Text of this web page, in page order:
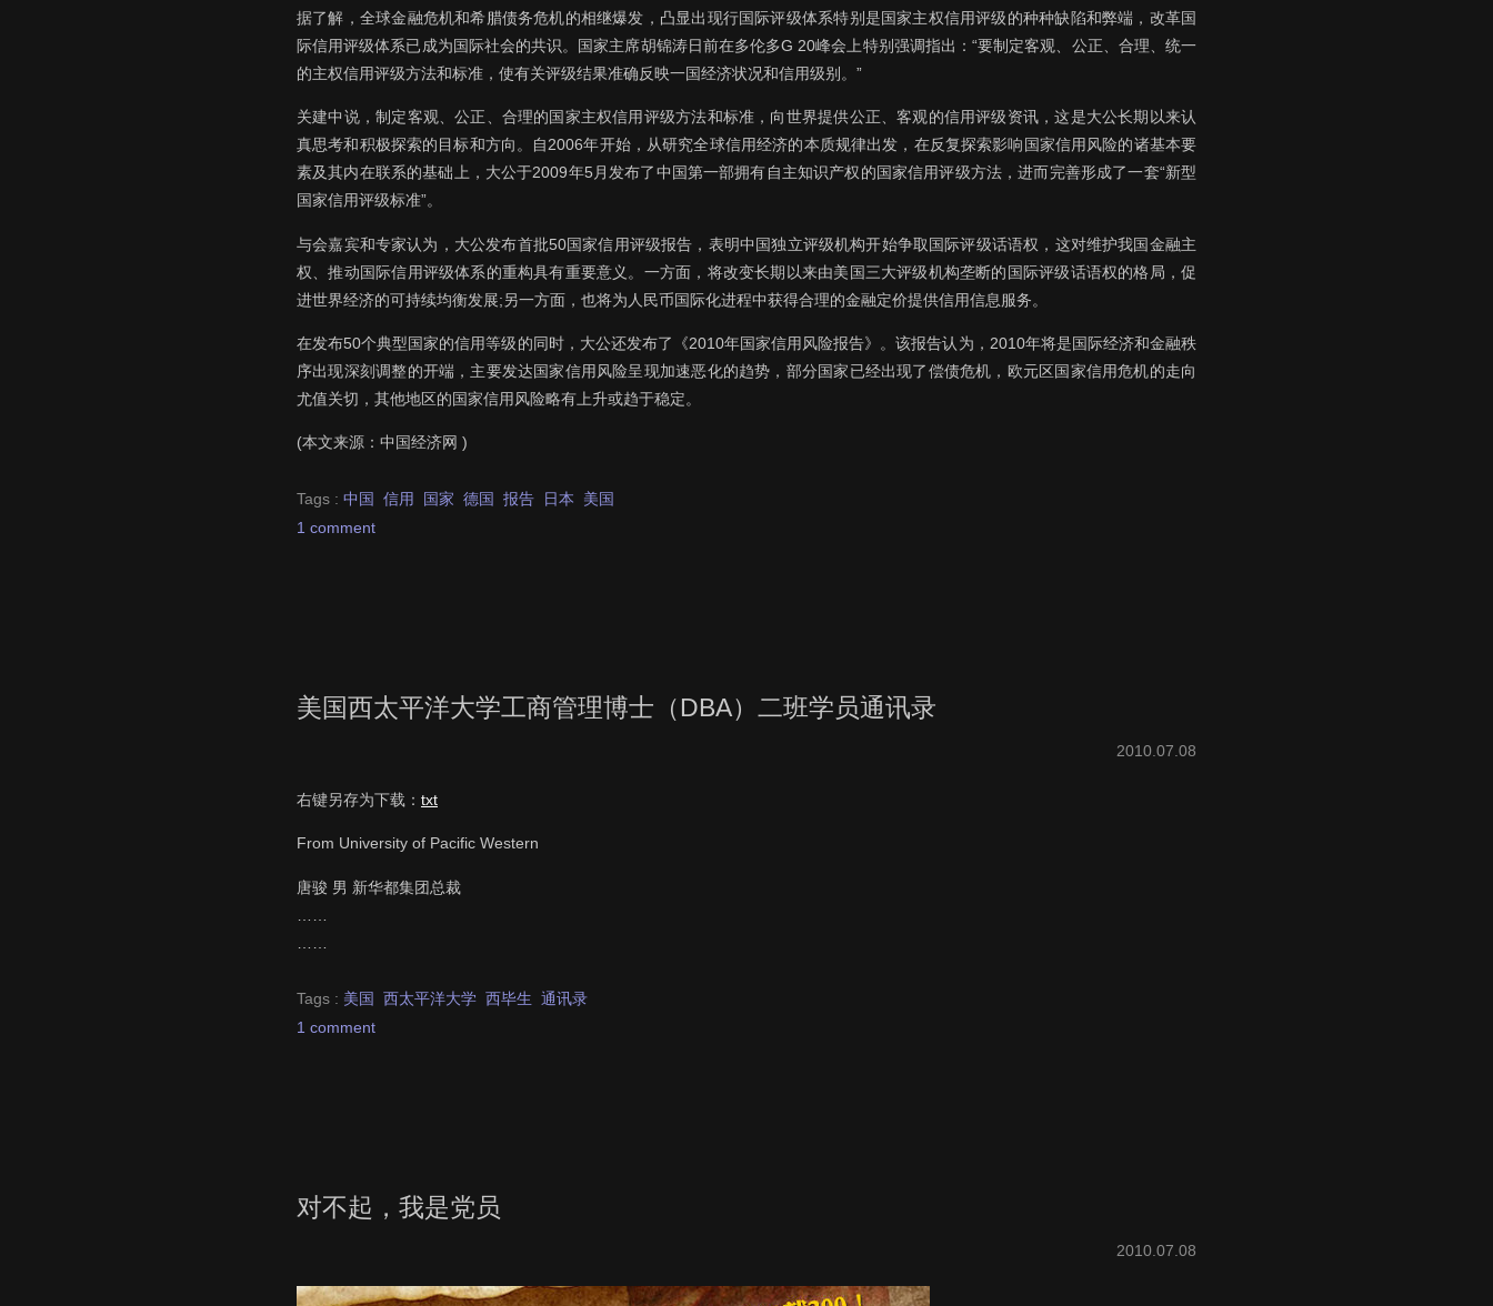
据了解，全球金融危机和希腊债务危机的相继爆发，凸显出现行国际评级体系特别是国家主权信用评级的种种缺陷和弊端，改革国
际信用评级体系已成为国际社会的共识。国家主席胡锦涛日前在多伦多G 20峰会上特别强调指出：“要制定客观、公正、合理、统一
的主权信用评级方法和标准，使有关评级结果准确反映一国经济状况和信用级别。”
关建中说，制定客观、公正、合理的国家主权信用评级方法和标准，向世界提供公正、客观的信用评级资讯，这是大公长期以来认
真思考和积极探索的目标和方向。自2006年开始，从研究全球信用经济的本质规律出发，在反复探索影响国家信用风险的诸基本要
素及其内在联系的基础上，大公于2009年5月发布了中国第一部拥有自主知识产权的国家信用评级方法，进而完善形成了一套“新型
国家信用评级标准”。
与会嘉宾和专家认为，大公发布首批50国家信用评级报告，表明中国独立评级机构开始争取国际评级话语权，这对维护我国金融主
权、推动国际信用评级体系的重构具有重要意义。一方面，将改变长期以来由美国三大评级机构垄断的国际评级话语权的格局，促
进世界经济的可持续均衡发展;另一方面，也将为人民币国际化进程中获得合理的金融定价提供信用信息服务。
在发布50个典型国家的信用等级的同时，大公还发布了《2010年国家信用风险报告》。该报告认为，2010年将是国际经济和金融秩
序出现深刻调整的开端，主要发达国家信用风险呈现加速恶化的趋势，部分国家已经出现了偿债危机，欧元区国家信用危机的走向
尤值关切，其他地区的国家信用风险略有上升或趋于稳定。
(本文来源：中国经济网 )
Tags : 中国 信用 国家 德国 报告 日本
美国
1 comment
美国西太平洋大学工商管理博士（DBA）二班学员通讯录
2010.07.08
右键另存为下载： txt
From University of Pacific Western
唐骏 男 新华都集团总裁
Tags : 美国 西太平洋大学 西毕生 通讯录
1 comment
对不起，我是党员
2010.07.08